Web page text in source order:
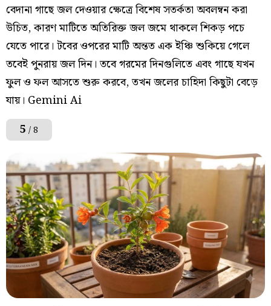
বেদানা গাছে জল দেওয়ার ক্ষেত্রে বিশেষ সতর্কতা অবলম্বন করা
উচিত, কারণ মাটিতে অতিরিক্ত জল জমে থাকলে শিকড় পচে
যেতে পারে। টবের ওপরের মাটি অন্তত এক ইঞ্চি শুকিয়ে গেলে
তবেই পুনরায় জল দিন। তবে গরমের দিনগুলিতে এবং গাছে যখন
ফুল ও ফল আসতে শুরু করবে, তখন জলের চাহিদা কিছুটা বেড়ে
যায়। Gemini Ai
5 / 8